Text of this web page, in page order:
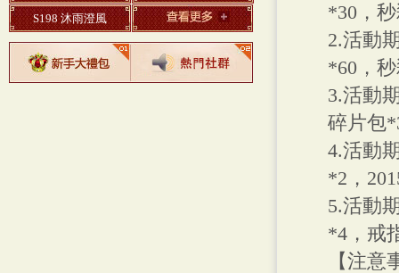
S198 沐雨澄風
*30，
2.活動
*60，
3.活動
碎片包
4.活動
*2，
5.活動
*4，戒
【注意